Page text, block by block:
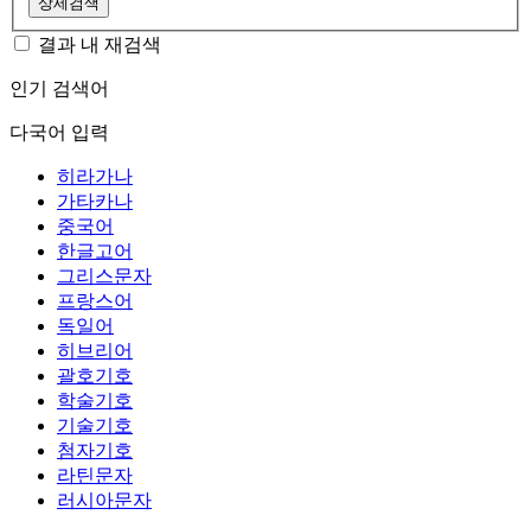
결과 내 재검색
인기 검색어
다국어 입력
히라가나
가타카나
중국어
한글고어
그리스문자
프랑스어
독일어
히브리어
괄호기호
학술기호
기술기호
첨자기호
라틴문자
러시아문자